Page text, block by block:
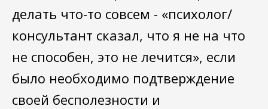
делать что-то совсем - «психолог/
консультант сказал, что я не на что
не способен, это не лечится», если
было необходимо подтверждение
своей бесполезности и